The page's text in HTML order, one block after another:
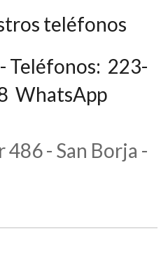
teléfonos
Teléfonos: 223-
WhatsApp
486 - San Borja -